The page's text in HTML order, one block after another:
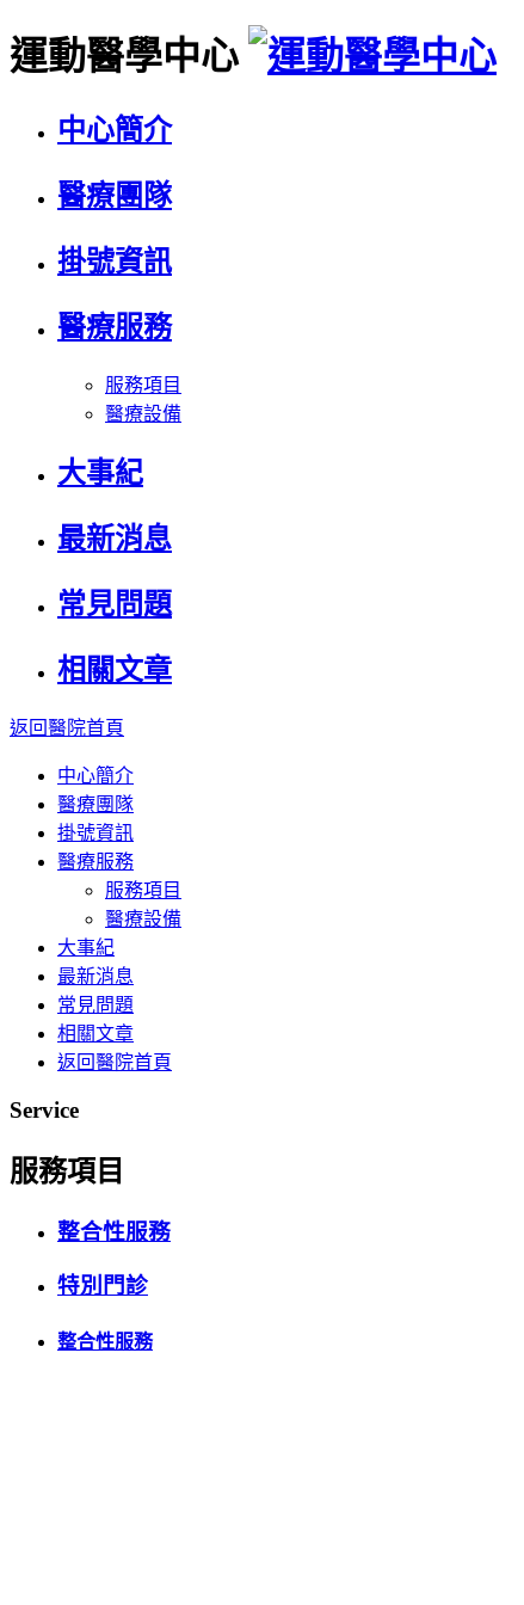
運動醫學中心
中心簡介
醫療團隊
掛號資訊
醫療服務
服務項目
醫療設備
大事紀
最新消息
常見問題
相關文章
返回醫院首頁
中心簡介
醫療團隊
掛號資訊
醫療服務
服務項目
醫療設備
大事紀
最新消息
常見問題
相關文章
返回醫院首頁
Service
服務項目
整合性服務
特別門診
整合性服務